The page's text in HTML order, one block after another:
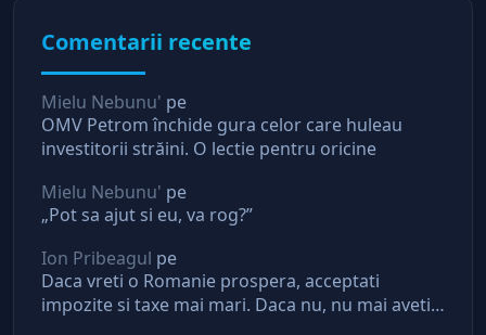
Comentarii recente
Mielu Nebunu' pe
OMV Petrom închide gura celor care huleau
investitorii străini. O lectie pentru oricine
Mielu Nebunu' pe
„Pot sa ajut si eu, va rog?”
Ion Pribeagul pe
Daca vreti o Romanie prospera, acceptati
impozite si taxe mai mari. Daca nu, nu mai aveti